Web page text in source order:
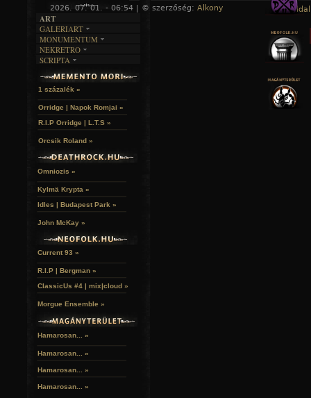
A hozzászóláshoz
2026. 07. 01. - 06:54 | © szerzőség: Alkony « Főoldal
ART
GALERIART
ARTGALERI
KÉPREGÉNYEK
LAKÁSKULTS
MONUMENTUM
TEMETŐK
TEMPLOMOK
VÁRAK
HELYEK
NEKRETRO
SZUBKULT
FEKETE LYUK
RELIKVIÁK
SCRIPTA
NOVELLÁK
VERSEK
1 százalék »
Orridge | Napok Romjai »
R.I.P Orridge | L.T.S »
Orcsik Roland »
Omniozis »
Kylmä Krypta »
Idles | Budapest Park »
John McKay »
Current 93 »
R.I.P | Bergman »
ClassicUs #4 | mix|cloud »
Morgue Ensemble »
Hamarosan... »
Hamarosan... »
Hamarosan... »
Hamarosan... »